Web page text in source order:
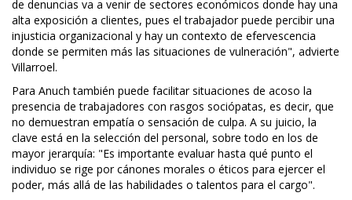
de denuncias va a venir de sectores económicos donde hay una
alta exposición a clientes, pues el trabajador puede percibir una
injusticia organizacional y hay un contexto de efervescencia
donde se permiten más las situaciones de vulneración", advierte
Villarroel.
Para Anuch también puede facilitar situaciones de acoso la
presencia de trabajadores con rasgos sociópatas, es decir, que
no demuestran empatía o sensación de culpa. A su juicio, la
clave está en la selección del personal, sobre todo en los de
mayor jerarquía: "Es importante evaluar hasta qué punto el
individuo se rige por cánones morales o éticos para ejercer el
poder, más allá de las habilidades o talentos para el cargo".